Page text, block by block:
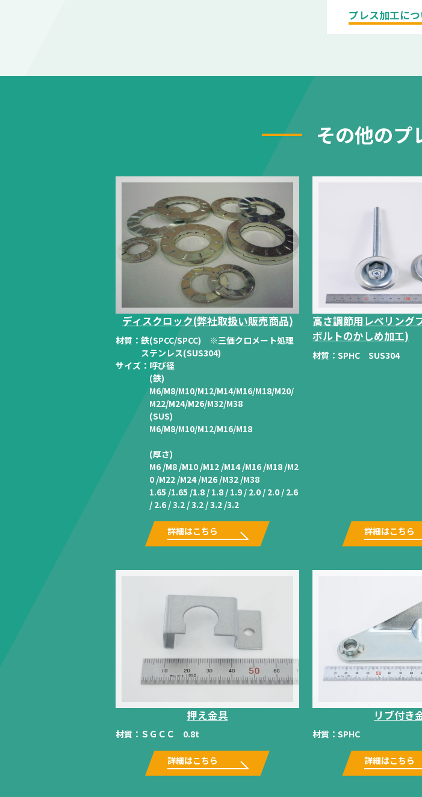
プレス加工につ
その他のプ
ディスクロック(弊社取扱い販売商品)
材質： 鉄(SPCC/SPCC) ※三価クロメート処理
ステンレス(SUS304)
サイズ： 呼び径
(鉄)
M6/M8/M10/M12/M14/M16/M18/M20/
M22/M24/M26/M32/M38
(SUS)
M6/M8/M10/M12/M16/M18
(厚さ)
M6 /M8 /M10 /M12 /M14 /M16 /M18 /M2
0 /M22 /M24 /M26 /M32 /M38
1.65 /1.65 /1.8 / 1.8 / 1.9 / 2.0 / 2.0 / 2.6
/ 2.6 / 3.2 / 3.2 / 3.2 /3.2
詳細はこちら
高さ調節用レベリング
ボルトのかしめ加工)
材質：SPHC SUS304
詳細はこちら
押え金具
材質： ＳＧＣＣ 0.8t
詳細はこちら
リブ付き
材質：SPHC
詳細はこちら